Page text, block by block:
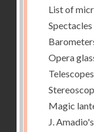
List of
Spectacles
Opera
Telescopes
Magic
J.